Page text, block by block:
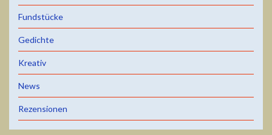
Fundstücke
Gedichte
Kreativ
News
Rezensionen